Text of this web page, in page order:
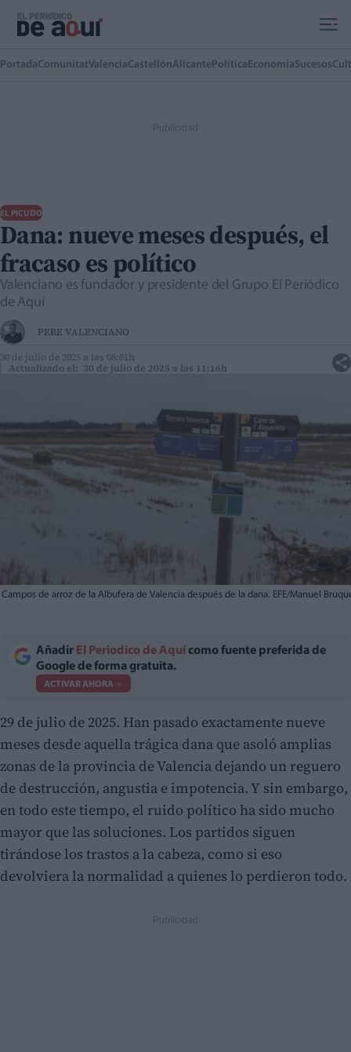
PortadaComunitatValenciaCastellónAlicante Política EconomíaSucesos
EL PICUDO
Dana: nueve meses después, el
fracaso es político
Valenciano es fundador y presidente del Grupo El Periódico
de Aquí
PERE VALENCIANO
30 de julio de 2025 a las 08:01h
Actualizado el: 30 de julio de 2025 a las 11:16h
Campos de arroz de la Albufera de Valencia después de la dana. EFE/Manuel
Añadir El Periodico de Aquí como fuente preferida de
Google de forma gratuita.
ACTIVAR AHORA
29 de julio de 2025. Han pasado exactamente nueve
meses desde aquella trágica dana que asoló amplias
zonas de la provincia de Valencia dejando un reguero
de destrucción, angustia e impotencia. Y sin embargo,
en todo este tiempo, el ruido político ha sido mucho
mayor que las soluciones. Los partidos siguen
tirándose los trastos a la cabeza, como si eso
devolviera la normalidad a quienes lo perdieron todo.